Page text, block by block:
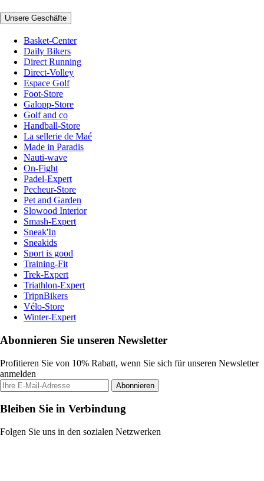
Unsere Geschäfte
Basket-Center
Daily Bikers
Direct Running
Direct-Volley
Espace Golf
Foot-Store
Galopp-Store
Golf and co
Handball-Store
La sellerie de Maé
Made in Paradis
Nauti-wave
On-Fight
Padel-Expert
Pecheur-Store
Pet and Garden
Slowood Interior
Smash-Expert
Sneak'In
Sneakids
Sport is good
Training-Fit
Trek-Expert
Triathlon-Expert
TripnBikers
Vélo-Store
Winter-Expert
Abonnieren Sie unseren Newsletter
Profitieren Sie von 10% Rabatt, wenn Sie sich für unseren Newsletter
anmelden
Abonnieren
Bleiben Sie in Verbindung
Folgen Sie uns in den sozialen Netzwerken